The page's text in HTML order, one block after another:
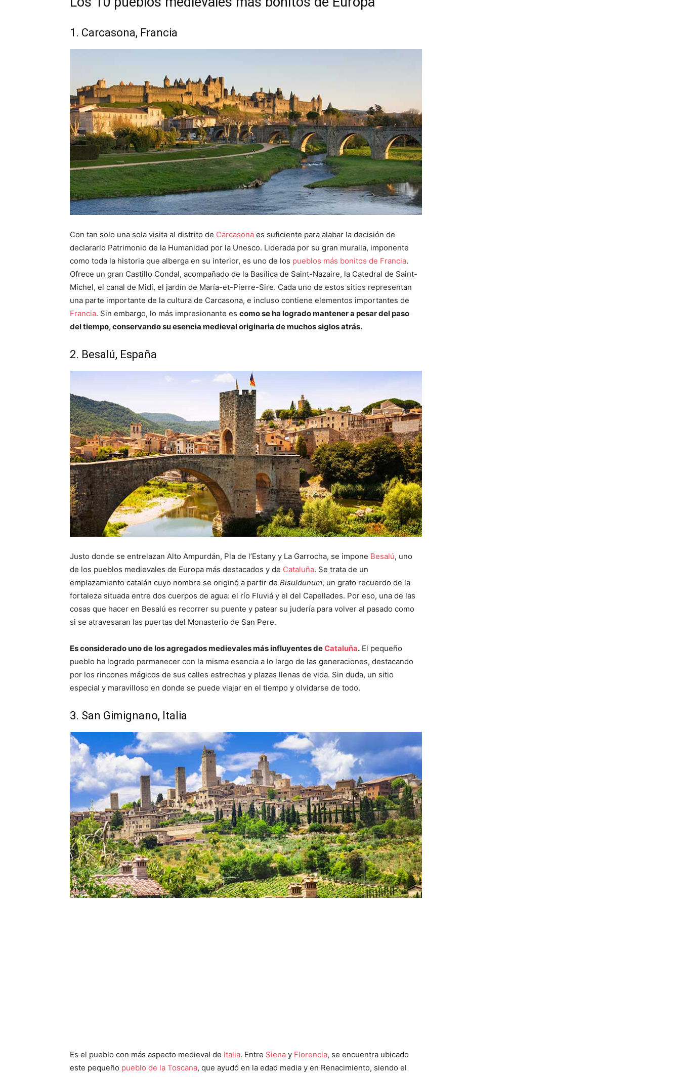
1. Carcasona, Francia
Con tan solo una sola visita al distrito de Carcasona es suficiente para alabar la decisión de
declararlo Patrimonio de la Humanidad por la Unesco. Liderada por su gran muralla, imponente
como toda la historia que alberga en su interior, es uno de los pueblos más bonitos de Francia.
Ofrece un gran Castillo Condal, acompañado de la Basílica de Saint-Nazaire, la Catedral de Saint-
Michel, el canal de Midi, el jardín de María-et-Pierre-Sire. Cada uno de estos sitios representan
una parte importante de la cultura de Carcasona, e incluso contiene elementos importantes de
Francia. Sin embargo, lo más impresionante es como se ha logrado mantener a pesar del paso
del tiempo, conservando su esencia medieval originaria de muchos siglos atrás.
2. Besalú, España
Justo donde se entrelazan Alto Ampurdán, Pla de l’Estany y La Garrocha, se impone Besalú, uno
de los pueblos medievales de Europa más destacados y de Cataluña. Se trata de un
emplazamiento catalán cuyo nombre se originó a partir de Bisuldunum, un grato recuerdo de la
fortaleza situada entre dos cuerpos de agua: el río Fluviá y el del Capellades. Por eso, una de las
cosas que hacer en Besalú es recorrer su puente y patear su judería para volver al pasado como
si se atravesaran las puertas del Monasterio de San Pere.
Es considerado uno de los agregados medievales más influyentes deCataluña. El pequeño
pueblo ha logrado permanecer con la misma esencia a lo largo de las generaciones, destacando
por los rincones mágicos de sus calles estrechas y plazas llenas de vida. Sin duda, un sitio
especial y maravilloso en donde se puede viajar en el tiempo y olvidarse de todo.
3. San Gimignano, Italia
Es el pueblo con más aspecto medieval de Italia. Entre Siena y Florencia, se encuentra ubicado
este pequeño pueblo de la Toscana, que ayudó en la edad media y en Renacimiento, siendo el